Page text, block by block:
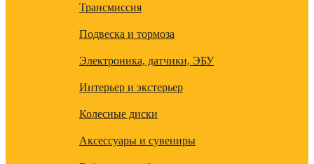
Трансмиссия
Подвеска и тормоза
Электроника, датчики, ЭБУ
Интерьер и экстерьер
Колесные диски
Аксессуары и сувениры